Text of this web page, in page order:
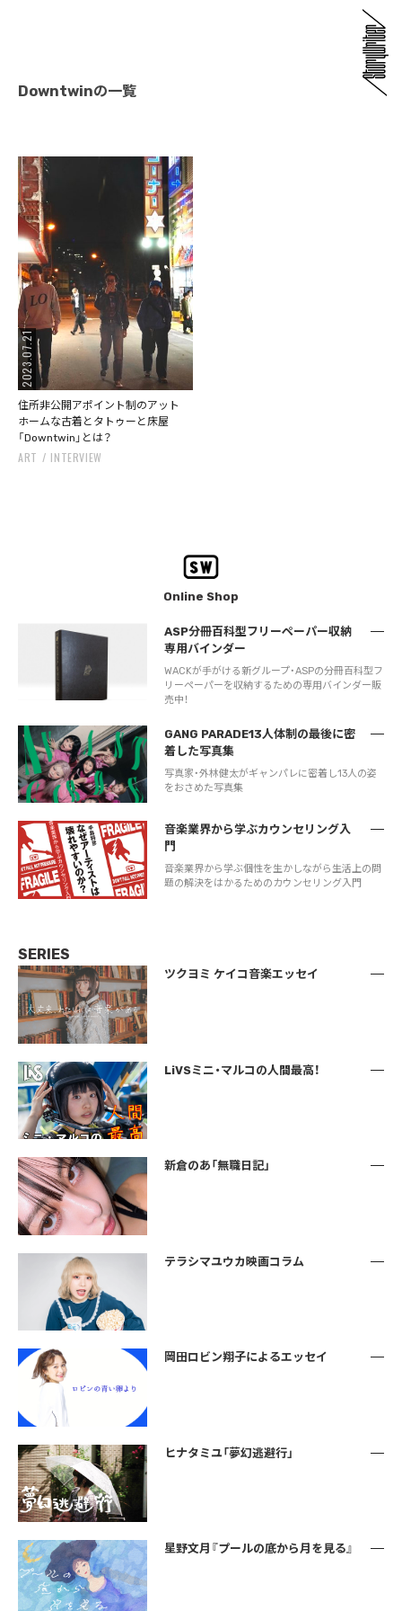
Downtwinの一覧
2023.07.21
住所非公開アポイント制のアット
ホームな古着とタトゥーと床屋
「Downtwin」とは？
ART INTERVIEW
Online Shop
ASP分冊百科型フリーペーパー収納
専用バインダー
WACKが手がける新グループ・ASPの分冊百科型フ
リーペーパーを収納するための専用バインダー販
売中！
GANG PARADE13人体制の最後に密
着した写真集
写真家・外林健太がギャンパレに密着し13人の姿
をおさめた写真集
音楽業界から学ぶカウンセリング入
門
音楽業界から学ぶ個性を生かしながら生活上の問
題の解決をはかるためのカウンセリング入門
SERIES
ツクヨミ ケイコ音楽エッセイ
LiVSミニ・マルコの人間最高！
新倉のあ「無職日記」
テラシマユウカ映画コラム
岡田ロビン翔子によるエッセイ
ヒナタミユ「夢幻逃避行」
星野文月『プールの底から月を見る』